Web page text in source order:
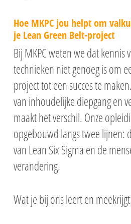
Hoe MKPC jou helpt om
je Lean Green Belt-project
Bij MKPC weten we dat kennis
technieken niet genoeg is om
project tot een succes te
van inhoudelijke diepgang en
maakt het verschil. Onze
opgebouwd langs twee lijnen:
van Lean Six Sigma en de
verandering.
Wat je bij ons leert en